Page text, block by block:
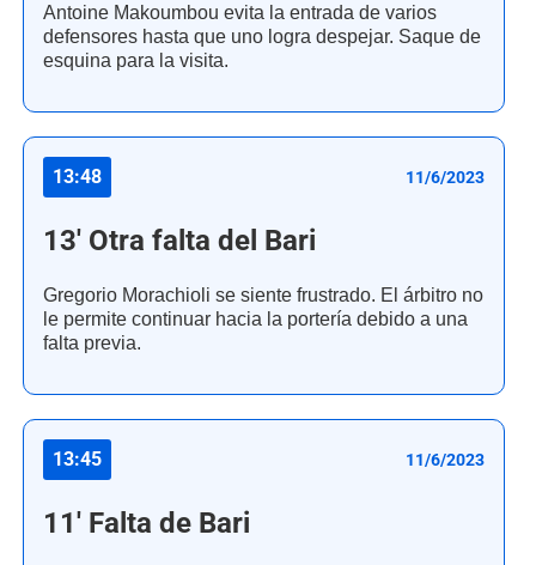
Antoine Makoumbou evita la entrada de varios
defensores hasta que uno logra despejar. Saque de
esquina para la visita.
13:48 11/6/2023
13' Otra falta del Bari
Gregorio Morachioli se siente frustrado. El árbitro no
le permite continuar hacia la portería debido a una
falta previa.
13:45 11/6/2023
11' Falta de Bari